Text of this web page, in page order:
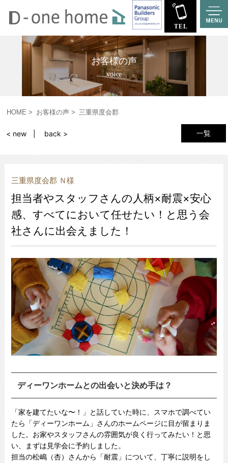
お客様の声
voice
HOME お客様の声 三重県度会郡
一覧
< new back >
三重県度会郡 Ｎ様
担当者やスタッフさんの人柄×耐震×安心
感、すべてにおいて任せたい！と思う会
社さんに出会えました！
ディーワンホームとの出会いと決め手は？
「家を建てたいな〜！」と話していた時に、スマホで調べてい
たら「ディーワンホーム」さんのホームページに目が留まりま
した。お家やスタッフさんの雰囲気が良く行ってみたい！と思
い、まずは見学会に予約しました。
担当の松嶋（杏）さんから「耐震」について、丁寧に説明をし